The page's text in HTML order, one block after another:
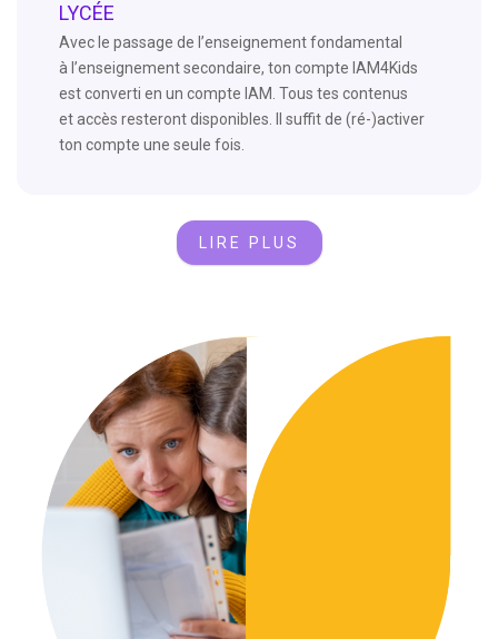
LYCÉE
Avec le passage de l’enseignement fondamental
à l’enseignement secondaire, ton compte IAM4Kids
est converti en un compte IAM. Tous tes contenus
et accès resteront disponibles. Il suffit de (ré-)activer
ton compte une seule fois.
LIRE PLUS